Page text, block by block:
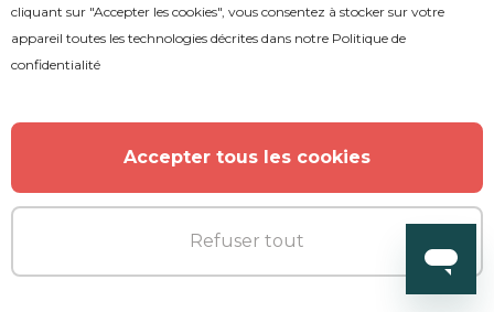
Résumé EPS
cliquant sur "Accepter les cookies", vous consentez à stocker sur votre
appareil toutes les technologies décrites dans notre Politique de
confidentialité
Accepter tous les cookies
Refuser tout